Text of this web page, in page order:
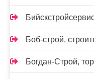
Боб-строй,
Богдан-Строй,